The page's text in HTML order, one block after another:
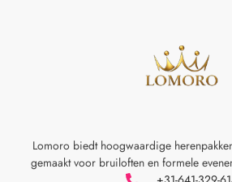
Lomoro biedt hoogwaardige
gemaakt voor bruiloften en formele